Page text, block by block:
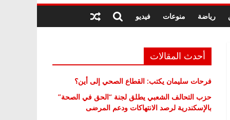
رياضة منوعات فيديو
أحدث المقالات
فرحات سليمان يكتب: القطاع الصحي إلى أين؟
حزب التحالف الشعبي يطلق لجنة “الحق في الصحة”
بالإسكندرية لرصد الانتهاكات ودعم المرضى